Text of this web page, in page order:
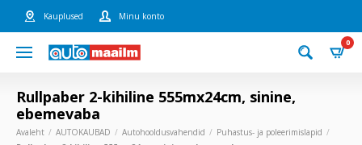
Kauplused Minu konto
0
Rullpaber 2-kihiline 555mx24cm, sinine,
ebemevaba
Avaleht AUTOKAUBAD Autohooldusvahendid
Puhastus- ja poleerimislapid